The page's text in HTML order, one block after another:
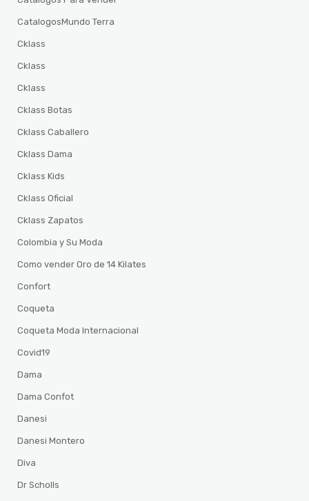
CatalogosMundo Terra
Cklass
Cklass
Cklass
Cklass Botas
Cklass Caballero
Cklass Dama
Cklass Kids
Cklass Oficial
Cklass Zapatos
Colombia y Su Moda
Como vender Oro de 14 Kilates
Confort
Coqueta
Coqueta Moda Internacional
Covid19
Dama
Dama Confot
Danesi
Danesi Montero
Diva
Dr Scholls